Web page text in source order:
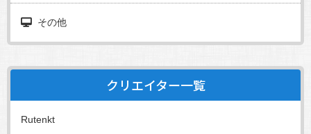
その他
クリエイター一覧
Rutenkt